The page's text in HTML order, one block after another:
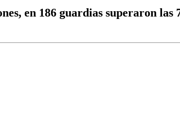
en 186 guardias superaron